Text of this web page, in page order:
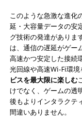
このような急激な進化
延・大容量データの安
グ技術の発達がありま
は、通信の遅延がゲー
高速かつ安定した接続
光回線や高速Wi-Fi環
ビスを最大限に楽しむ
けでなく、ゲームの透
後もよりインタラクテ
間違いありません。